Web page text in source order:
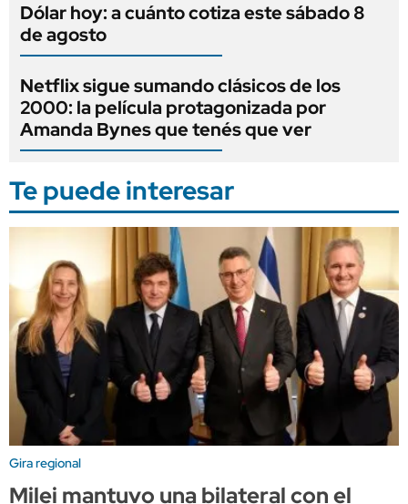
Dólar hoy: a cuánto cotiza este sábado 8
de agosto
Netflix sigue sumando clásicos de los
2000: la película protagonizada por
Amanda Bynes que tenés que ver
Te puede interesar
Gira regional
Milei mantuvo una bilateral con el